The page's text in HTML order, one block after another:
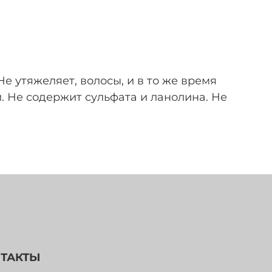
утяжеляет, волосы, и в то же время
Не содержит сульфата и ланолина. Не